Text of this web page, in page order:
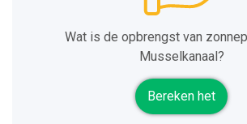
Wat is de opbrengst van
Musselkanaal?
Bereken het